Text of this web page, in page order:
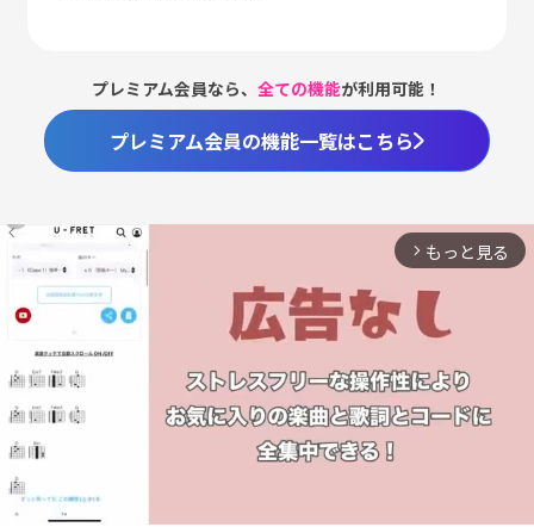
プレミアム会員なら、全ての機能が利用可能！
プレミアム会員の機能一覧はこちら
arrow_forward_ios もっと見る